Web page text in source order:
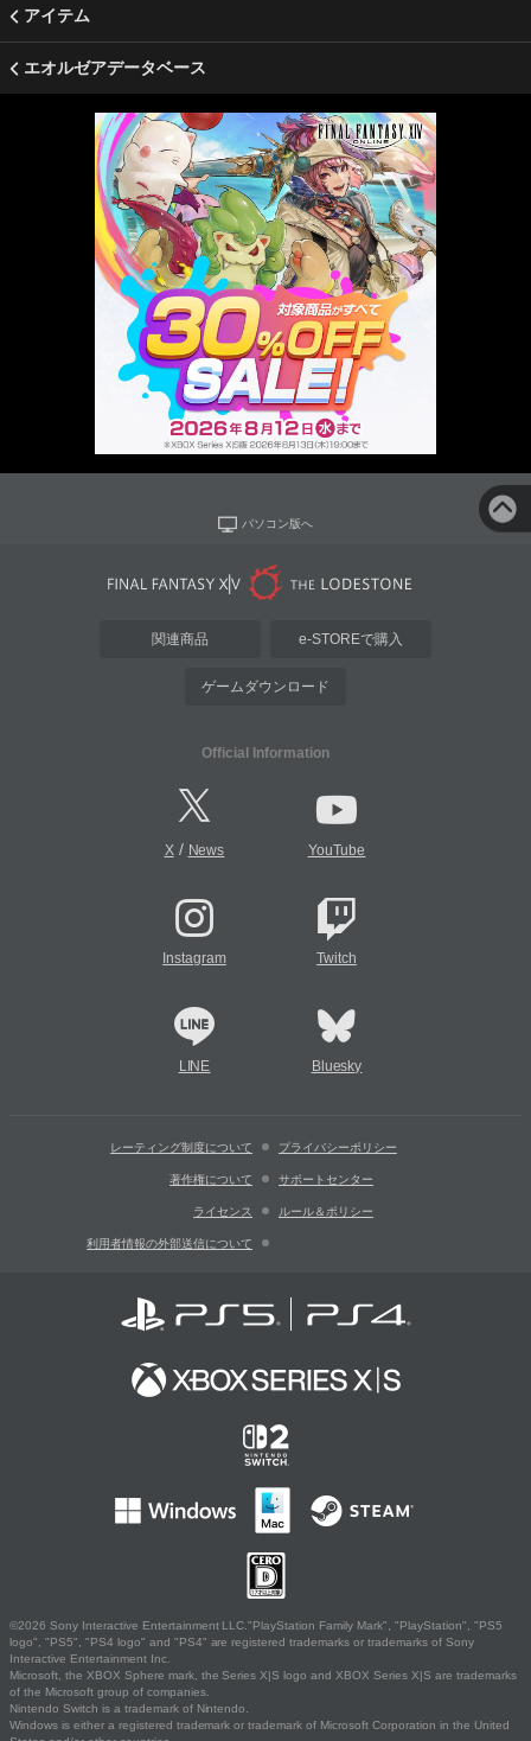
アイテム
エオルゼアデータベース
パソコン版へ
関連商品 e-STOREで購入
ゲームダウンロード
Official Information
X/ News YouTube
Instagram Twitch
LINE Bluesky
レーティング制度について プライバシーポリシー
著作権について サポートセンター
ライセンス ルール＆ポリシー
利用者情報の外部送信について
©2026 Sony Interactive Entertainment LLC."PlayStation Family Mark", "PlayStation", "PS5
logo", "PS5", "PS4 logo" and "PS4" are registered trademarks or trademarks of Sony
Interactive Entertainment Inc.
Microsoft, the XBOX Sphere mark, the Series X|S logo and XBOX Series X|S are trademarks
of the Microsoft group of companies.
Nintendo Switch is a trademark of Nintendo.
Windows is either a registered trademark or trademark of Microsoft Corporation in the United